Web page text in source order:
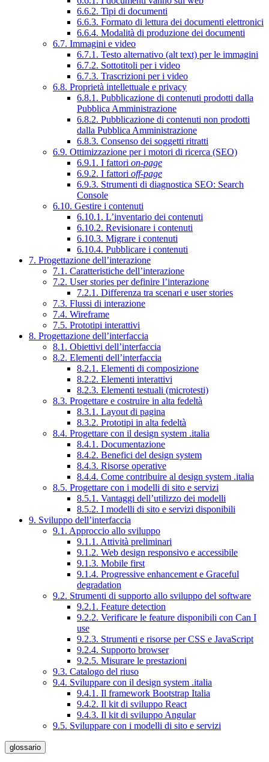
6.6.2. Tipi di documenti
6.6.3. Formato di lettura dei documenti elettronici
6.6.4. Modalità di produzione dei documenti
6.7. Immagini e video
6.7.1. Testo alternativo (alt text) per le immagini
6.7.2. Sottotitoli per i video
6.7.3. Trascrizioni per i video
6.8. Proprietà intellettuale e privacy
6.8.1. Pubblicazione di contenuti prodotti dalla
Pubblica Amministrazione
6.8.2. Pubblicazione di contenuti non prodotti
dalla Pubblica Amministrazione
6.8.3. Consenso dei soggetti ritratti
6.9. Ottimizzazione per i motori di ricerca (SEO)
6.9.1. I fattori on-page
6.9.2. I fattori off-page
6.9.3. Strumenti di diagnostica SEO: Search
Console
6.10. Gestire i contenuti
6.10.1. L’inventario dei contenuti
6.10.2. Revisionare i contenuti
6.10.3. Migrare i contenuti
6.10.4. Pubblicare i contenuti
7. Progettazione dell’interazione
7.1. Caratteristiche dell’interazione
7.2. User stories per definire l’interazione
7.2.1. Differenza tra scenari e user stories
7.3. Flussi di interazione
7.4. Wireframe
7.5. Prototipi interattivi
8. Progettazione dell’interfaccia
8.1. Obiettivi dell’interfaccia
8.2. Elementi dell’interfaccia
8.2.1. Elementi di composizione
8.2.2. Elementi interattivi
8.2.3. Elementi testuali (microtesti)
8.3. Progettare e costruire in alta fedeltà
8.3.1. Layout di pagina
8.3.2. Prototipi in alta fedeltà
8.4. Progettare con il design system .italia
8.4.1. Documentazione
8.4.2. Benefici del design system
8.4.3. Risorse operative
8.4.4. Come contribuire al design system .italia
8.5. Progettare con i modelli di sito e servizi
8.5.1. Vantaggi dell’utilizzo dei modelli
8.5.2. I modelli di sito e servizi disponibili
9. Sviluppo dell’interfaccia
9.1. Approccio allo sviluppo
9.1.1. Attività preliminari
9.1.2. Web design responsivo e accessibile
9.1.3. Mobile first
9.1.4. Progressive enhancement e Graceful
degradation
9.2. Strumenti di supporto allo sviluppo del software
9.2.1. Feature detection
9.2.2. Verificare le feature disponibili con Can I
use
9.2.3. Strumenti e risorse per CSS e JavaScript
9.2.4. Supporto browser
9.2.5. Misurare le prestazioni
9.3. Catalogo del riuso
9.4. Sviluppare con il design system .italia
9.4.1. Il framework Bootstrap Italia
9.4.2. Il kit di sviluppo React
9.4.3. Il kit di sviluppo Angular
9.5. Sviluppare con i modelli di sito e servizi
glossario